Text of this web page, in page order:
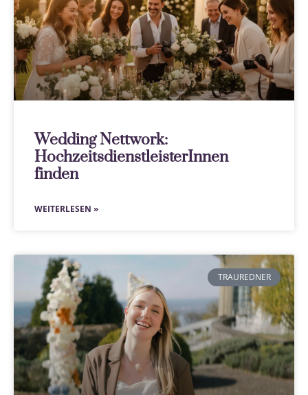
Wedding Nettwork:
HochzeitsdienstleisterInnen
finden
WEITERLESEN »
TRAUREDNER